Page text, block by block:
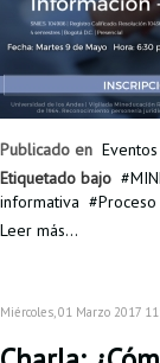
Publicado en Eventos
Etiquetado bajo
informativa
Leer más...
Miércoles, 01 Marzo 2017